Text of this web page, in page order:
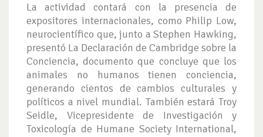
La actividad contará con la presencia de
expositores internacionales, como Philip Low,
neurocientífico que, junto a Stephen Hawking,
presentó La Declaración de Cambridge sobre la
Conciencia, documento que concluye que los
animales no humanos tienen conciencia,
generando cientos de cambios culturales y
políticos a nivel mundial. También estará Troy
Seidle, Vicepresidente de Investigación y
Toxicología de Humane Society International,